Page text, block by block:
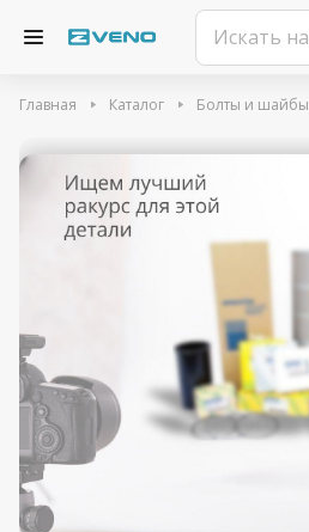
Главная Каталог Болты и шайбы